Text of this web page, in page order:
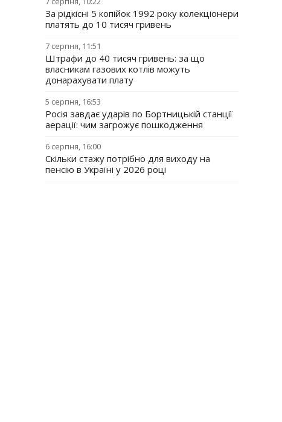
За рідкісні 5 копійок 1992 року колекціонери
платять до 10 тисяч гривень
7 серпня, 11:51
Штрафи до 40 тисяч гривень: за що
власникам газових котлів можуть
донарахувати плату
5 серпня, 16:53
Росія завдає ударів по Бортницькій станції
аерації: чим загрожує пошкодження
6 серпня, 16:00
Скільки стажу потрібно для виходу на
пенсію в Україні у 2026 році